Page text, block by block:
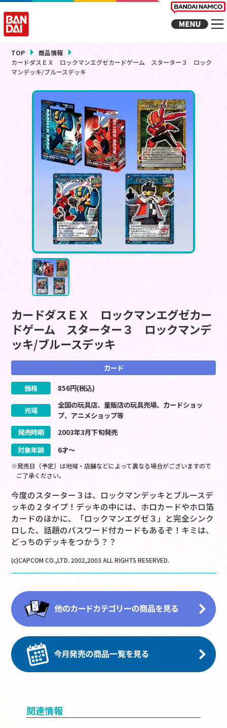
TOP
商品情報
カードダスＥＸ ロックマンエグゼカードゲーム スターター３ ロック
マンデッキ/ブルースデッキ
カードダスＥＸ ロックマンエグゼカー
ドゲーム スターター３ ロックマンデ
ッキ/ブルースデッキ
カード
価格 856円(税込)
売場
全国の玩具店、量販店の玩具売場、カードショッ
プ、アニメショップ等
発売時期
2003年3月下旬発売
対象年齢
6才～
※発売日（予定）は地域・店舗などによって異なる場合がございますので
ご了承ください。
今度のスターター３は、ロックマンデッキとブルースデ
ッキの２タイプ！デッキの中には、ホロカードやホロ箔
カードのほかに、「ロックマンエグゼ３」と完全シンク
ロした、話題のパスワード付カードもあるぞ！キミは、
どっちのデッキをつかう？？
(c)CAPCOM CO.,LTD. 2002,2003 ALL RIGHTS RESERVED.
関連情報